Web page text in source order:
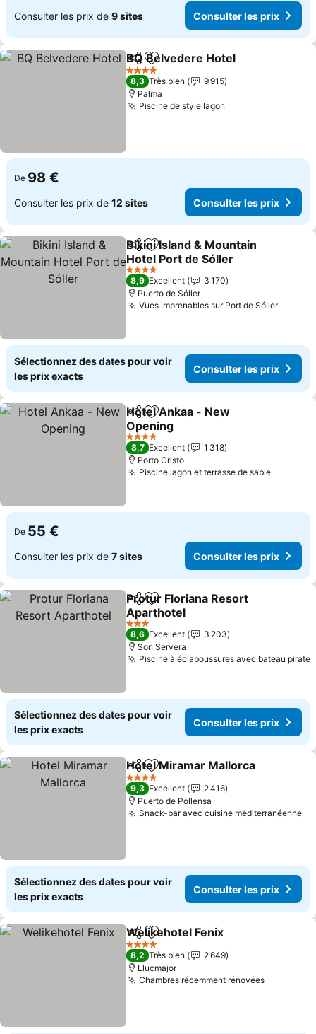
Consulter les prix de 9 sites Consulter les prix
PartagerAjouter à mes favoris
BQ Belvedere Hotel
4 Étoiles
8,3 Très bien
9 915
Palma
Piscine de style lagon
De 98 €
Consulter les prix de 12 sites Consulter les prix
PartagerAjouter à mes favoris
Bikini Island & Mountain
Hotel Port de Sóller
4 Étoiles
8,9 Excellent
3 170
Puerto de Sóller
Vues imprenables sur Port de Sóller
Sélectionnez des dates pour voir
les prix exacts
Consulter les prix
PartagerAjouter à mes favoris
Hotel Ankaa - New
Opening
4 Étoiles
8,7 Excellent
1 318
Porto Cristo
Piscine lagon et terrasse de sable
De 55 €
Consulter les prix de 7 sites Consulter les prix
PartagerAjouter à mes favoris
Protur Floriana Resort
Aparthotel
3 Étoiles
8,6 Excellent
3 203
Son Servera
Piscine à éclaboussures avec bateau pirate
Sélectionnez des dates pour voir
les prix exacts
Consulter les prix
PartagerAjouter à mes favoris
Hotel Miramar Mallorca
4 Étoiles
9,3 Excellent
2 416
Puerto de Pollensa
Snack-bar avec cuisine méditerranéenne
Sélectionnez des dates pour voir
les prix exacts
Consulter les prix
PartagerAjouter à mes favoris
Welikehotel Fenix
4 Étoiles
8,2 Très bien
2 649
Llucmajor
Chambres récemment rénovées